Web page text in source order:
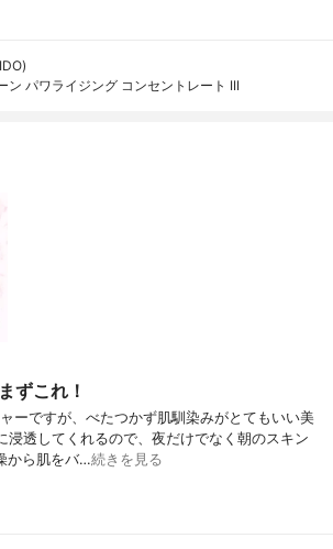
ン パワライジング コンセントレート III
ずこれ！
ーですが、べたつかず肌馴染みがとてもいい美
浸透してくれるので、夜だけでなく朝のスキン
から肌をバ…続きを見る